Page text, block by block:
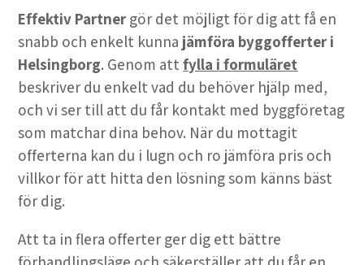
Effektiv Partner gör det möjligt för dig att få en
snabb och enkelt kunna jämföra byggofferter i
Helsingborg. Genom attfylla i formuläret
beskriver du enkelt vad du behöver hjälp med,
och vi ser till att du får kontakt med byggföretag
som matchar dina behov. När du mottagit
offerterna kan du i lugn och ro jämföra pris och
villkor för att hitta den lösning som känns bäst
för dig.
Att ta in flera offerter ger dig ett bättre